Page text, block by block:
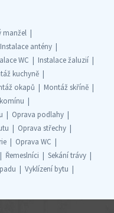
manžel
Instalace antény
WC
Instalace žaluzií
kuchyně
okapů
Montáž skříně
Oprava podlahy
Oprava střechy
Oprava WC
Řemeslníci
Sekání trávy
Vyklízení bytu